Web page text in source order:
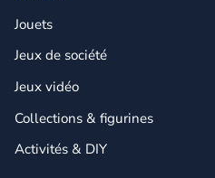
Jouets
Jeux de société
Jeux vidéo
Collections & figurines
Activités & DIY